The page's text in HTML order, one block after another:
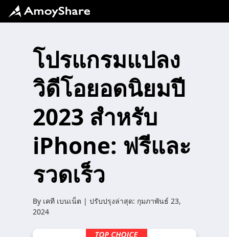
โปรแกรมแปลง
วิดีโอยอดนิยมปี
2023 สำหรับ
iPhone: ฟรีและ
รวดเร็ว
By เคที เบนเน็ต | ปรับปรุงล่าสุด: กุมภาพันธ์ 23,
2024